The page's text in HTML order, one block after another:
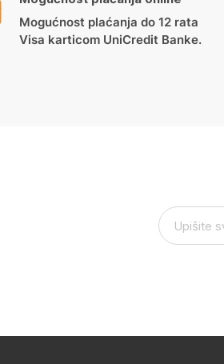
Mogućnost plaćanja do 12 rata
Visa karticom UniCredit Banke.